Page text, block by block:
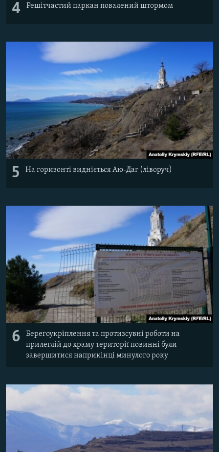
4 Решітчастий паркан повалений штормом
5 На горизонті видніється Аю-Даг (ліворуч)
6
Берегоукріплення та протизсувні роботи на
прилеглій до храму території повинні були
завершитися наприкінці минулого року